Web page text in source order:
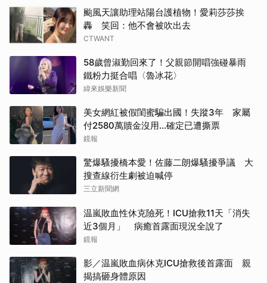
颱風天讓助理站陽台護植物！愛莉莎莎挨
轟 笑回：他不會被吹出去
CTWANT
58歲曾淑勤回來了！父親節開唱強碰暴雨
鐵粉力挺合唱〈魯冰花〉
緯來娛樂新聞
美女網紅被假閨蜜騙出國！失蹤3年 家屬
付2580萬贖金沒用…確定已遭撕票
鏡報
驚爆騷擾橋本愛！佐藤二朗爆騷擾爭議 大
搜查線衍生劇被迫喊停
三立新聞網
温嵐敗血性休克險死！ICU搶救11天「消失
近3個月」 病癒首露面現況全說了
鏡報
影／温嵐敗血病休克ICU搶救後首露面 親
揭搞砸身體原因